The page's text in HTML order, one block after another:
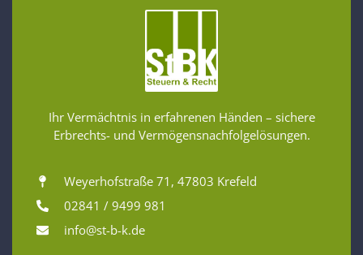
Ihr Vermächtnis in erfahrenen Händen – sichere
Erbrechts- und Vermögensnachfolgelösungen.
Weyerhofstraße 71, 47803 Krefeld
02841 / 9499 981
info@st-b-k.de